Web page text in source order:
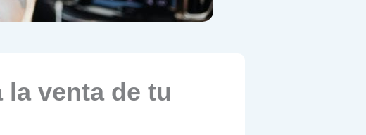
la venta de tu